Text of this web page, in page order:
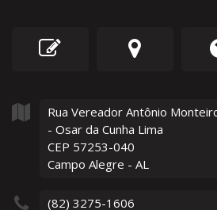
Rua Vereador Antônio
- Osar da Cunha Lima
CEP 57253-040
Campo Alegre - AL
(82) 3275-1606